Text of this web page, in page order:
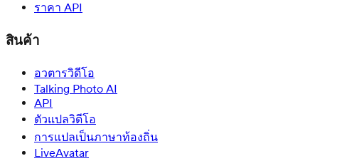
ราคา API
สินค้า
อวตารวิดีโอ
Talking Photo AI
API
ตัวแปลวิดีโอ
การแปลเป็นภาษาท้องถิ่น
LiveAvatar